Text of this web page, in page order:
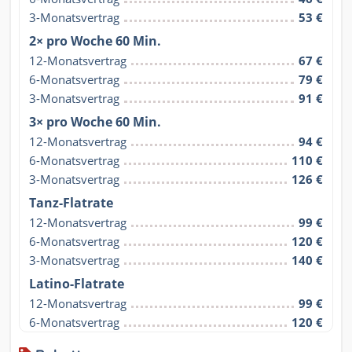
3-Monatsvertrag
53 €
2× pro Woche 60 Min.
12-Monatsvertrag
67 €
6-Monatsvertrag
79 €
3-Monatsvertrag
91 €
3× pro Woche 60 Min.
12-Monatsvertrag
94 €
6-Monatsvertrag
110 €
3-Monatsvertrag
126 €
Tanz-Flatrate
12-Monatsvertrag
99 €
6-Monatsvertrag
120 €
3-Monatsvertrag
140 €
Latino-Flatrate
12-Monatsvertrag
99 €
6-Monatsvertrag
120 €